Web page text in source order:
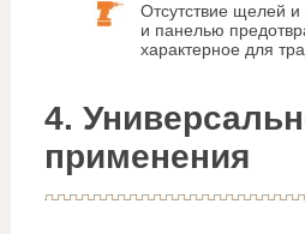
Отсутствие щелей и
и панелью
характерное для
4.
применения